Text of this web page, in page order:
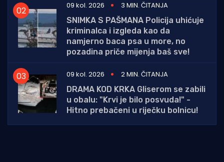
09 kol. 2026
3 MIN. ČITANJA
SNIMKA S PAŠMANA Policija uhićuje
kriminalca i izgleda kao da
namjerno baca psa u more, no
pozadina priče mijenja baš sve!
09 kol. 2026
2 MIN. ČITANJA
DRAMA KOD KRKA Gliserom se zabili
u obalu: "Krvi je bilo posvuda!" -
Hitno prebačeni u riječku bolnicu!